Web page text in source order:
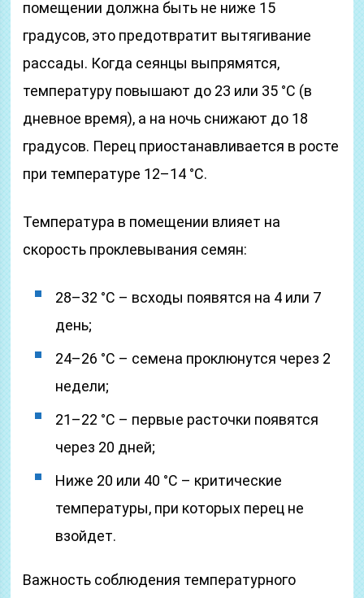
помещении должна быть не ниже 15
градусов, это предотвратит вытягивание
рассады. Когда сеянцы выпрямятся,
температуру повышают до 23 или 35 °C (в
дневное время), а на ночь снижают до 18
градусов. Перец приостанавливается в росте
при температуре 12–14 °C.
Температура в помещении влияет на
скорость проклевывания семян:
28–32 °C – всходы появятся на 4 или 7
день;
24–26 °C – семена проклюнутся через 2
недели;
21–22 °C – первые расточки появятся
через 20 дней;
Ниже 20 или 40 °C – критические
температуры, при которых перец не
взойдет.
Важность соблюдения температурного